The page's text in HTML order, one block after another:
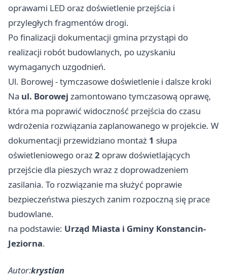
oprawami LED oraz doświetlenie przejścia i
przyległych fragmentów drogi.
Po finalizacji dokumentacji gmina przystąpi do
realizacji robót budowlanych, po uzyskaniu
wymaganych uzgodnień.
Ul. Borowej - tymczasowe doświetlenie i dalsze kroki
Na ul. Borowej zamontowano tymczasową oprawę,
która ma poprawić widoczność przejścia do czasu
wdrożenia rozwiązania zaplanowanego w projekcie. W
dokumentacji przewidziano montaż 1 słupa
oświetleniowego oraz2 opraw doświetlających
przejście dla pieszych wraz z doprowadzeniem
zasilania. To rozwiązanie ma służyć poprawie
bezpieczeństwa pieszych zanim rozpoczną się prace
budowlane.
na podstawie: Urząd Miasta i Gminy Konstancin-
Jeziorna.
Autor:krystian